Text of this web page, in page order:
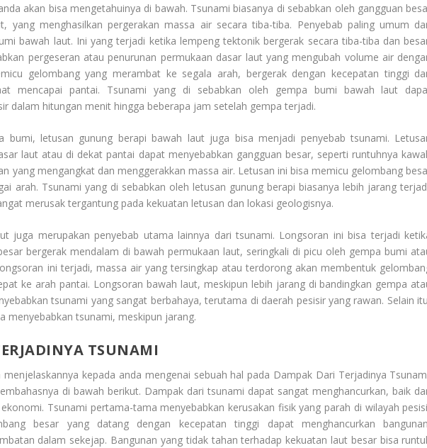
akan bisa mengetahuinya di bawah. Tsunami biasanya di sebabkan oleh gangguan
yang menghasilkan pergerakan massa air secara tiba-tiba. Penyebab paling umum
bawah laut. Ini yang terjadi ketika lempeng tektonik bergerak secara tiba-tiba dan
pergeseran atau penurunan permukaan dasar laut yang mengubah volume air
gelombang yang merambat ke segala arah, bergerak dengan kecepatan tinggi
mencapai pantai. Tsunami yang di sebabkan oleh gempa bumi bawah laut
dalam hitungan menit hingga beberapa jam setelah gempa terjadi.
bumi, letusan gunung berapi bawah laut juga bisa menjadi penyebab tsunami.
laut atau di dekat pantai dapat menyebabkan gangguan besar, seperti runtuhnya
yang mengangkat dan menggerakkan massa air. Letusan ini bisa memicu gelombang
arah. Tsunami yang di sebabkan oleh letusan gunung berapi biasanya lebih jarang
merusak tergantung pada kekuatan letusan dan lokasi geologisnya.
juga merupakan penyebab utama lainnya dari tsunami. Longsoran ini bisa terjadi
bergerak mendalam di bawah permukaan laut, seringkali di picu oleh gempa bumi
ini terjadi, massa air yang tersingkap atau terdorong akan membentuk
ke arah pantai. Longsoran bawah laut, meskipun lebih jarang di bandingkan gempa
tsunami yang sangat berbahaya, terutama di daerah pesisir yang rawan. Selain
menyebabkan tsunami, meskipun jarang.
TSUNAMI
kepada anda mengenai sebuah hal pada Dampak Dari Terjadinya
di bawah berikut. Dampak dari tsunami dapat sangat menghancurkan, baik
Tsunami pertama-tama menyebabkan kerusakan fisik yang parah di wilayah
besar yang datang dengan kecepatan tinggi dapat menghancurkan
dalam sekejap. Bangunan yang tidak tahan terhadap kekuatan laut besar bisa